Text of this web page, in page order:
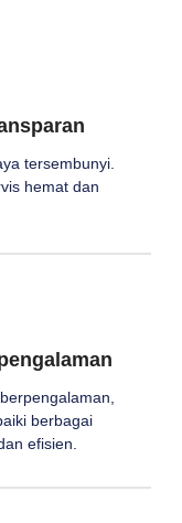
tersembunyi.
hemat dan
berbagai
efisien.